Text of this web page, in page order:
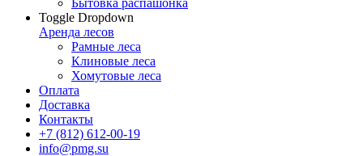
Бытовка распашонка
Toggle Dropdown
Аренда лесов
Рамные леса
Клиновые леса
Хомутовые леса
Оплата
Доставка
Контакты
+7 (812) 612-00-19
info@pmg.su